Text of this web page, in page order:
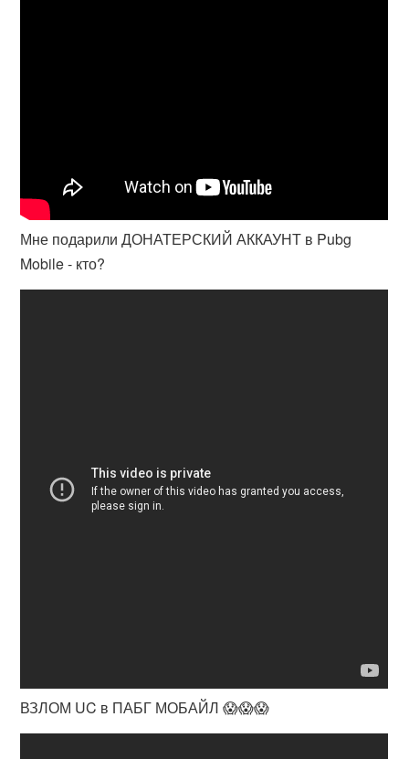
Мне подарили ДОНАТЕРСКИЙ АККАУНТ в Pubg
Mobile - кто?
ВЗЛОМ UC в ПАБГ МОБАЙЛ 😱😱😱